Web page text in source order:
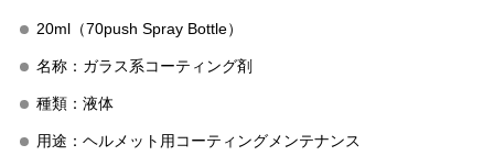
20ml（70push Spray Bottle）
名称：ガラス系コーティング剤
種類：液体
用途：ヘルメット用コーティングメンテナンス